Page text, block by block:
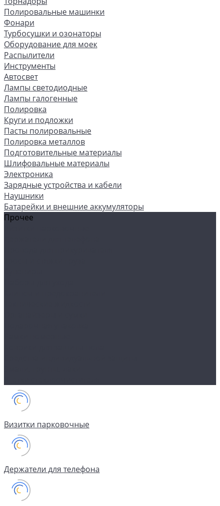
Полировальные машинки
Фонари
Турбосушки и озонаторы
Оборудование для моек
Распылители
Инструменты
Автосвет
Лампы светодиодные
Лампы галогенные
Полировка
Круги и подложки
Пасты полировальные
Полировка металлов
Подготовительные материалы
Шлифовальные материалы
Электроника
Зарядные устройства и кабели
Наушники
Батарейки и внешние аккумуляторы
Прочее
Визитки парковочные
Держатели для телефона